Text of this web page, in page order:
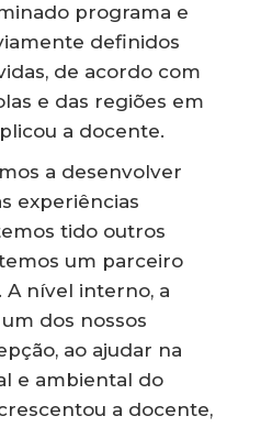
programa e
definidos
de acordo com
e das regiões em
a docente.
a desenvolver
experiências
tido outros
um parceiro
A nível interno, a
dos nossos
ao ajudar na
e ambiental do
a docente,